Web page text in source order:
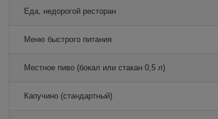
Еда, недорогой ресторан
Меню быстрого питания
Местное пиво (бокал или стакан 0,5 л)
Капучино (стандартный)